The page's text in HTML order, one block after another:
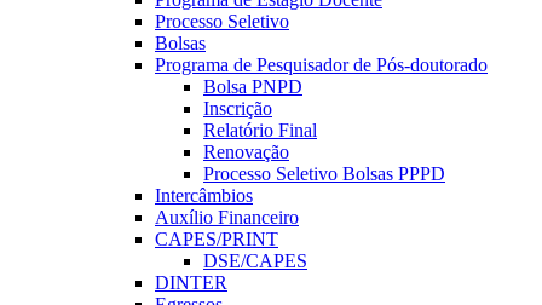
Processo Seletivo
Bolsas
Programa de Pesquisador de Pós-doutorado
Bolsa PNPD
Inscrição
Relatório Final
Renovação
Processo Seletivo Bolsas PPPD
Intercâmbios
Auxílio Financeiro
CAPES/PRINT
DSE/CAPES
DINTER